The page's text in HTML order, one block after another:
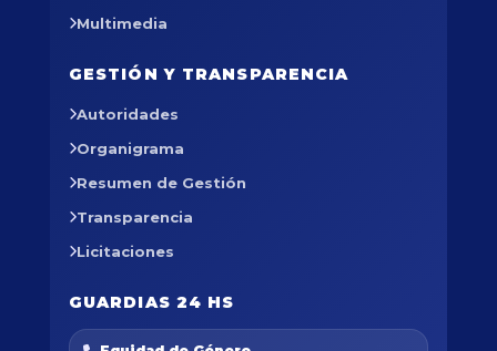
Multimedia
GESTIÓN Y TRANSPARENCIA
Autoridades
Organigrama
Resumen de Gestión
Transparencia
Licitaciones
GUARDIAS 24 HS